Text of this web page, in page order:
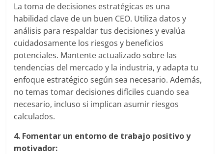
Magazine
Publicidad,
Mercadeo
Medios
de
Agencia
Blue
Design
Colombia
La toma de decisiones estratégicas es una
habilidad clave de un buen CEO. Utiliza datos y
análisis para respaldar tus decisiones y evalúa
cuidadosamente los riesgos y beneficios
potenciales. Mantente actualizado sobre las
tendencias del mercado y la industria, y adapta tu
enfoque estratégico según sea necesario. Además,
no temas tomar decisiones difíciles cuando sea
necesario, incluso si implican asumir riesgos
calculados.
4. Fomentar un entorno de trabajo positivo y
motivador: